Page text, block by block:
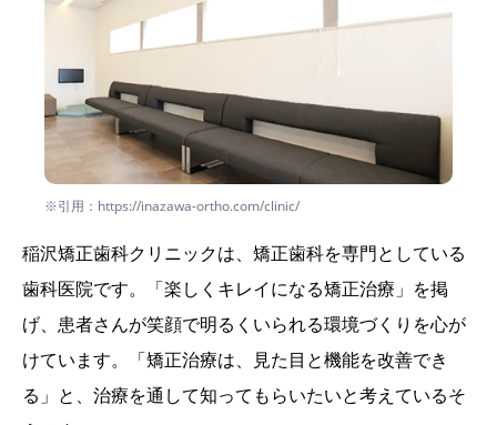
※引用：https://inazawa-ortho.com/clinic/
稲沢矯正歯科クリニックは、矯正歯科を専門としている
歯科医院です。「楽しくキレイになる矯正治療」を掲
げ、患者さんが笑顔で明るくいられる環境づくりを心が
けています。「矯正治療は、見た目と機能を改善でき
る」と、治療を通して知ってもらいたいと考えているそ